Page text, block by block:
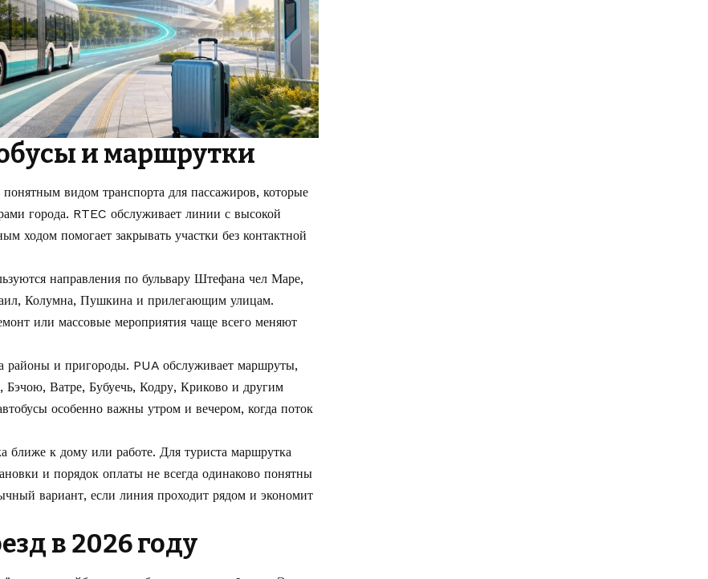
и маршрутки
видом транспорта для пассажиров, которые
города. RTEC обслуживает линии с высокой
ходом помогает закрывать участки без контактной
направления по бульвару Штефана чел Маре,
Колумна, Пушкина и прилегающим улицам.
или массовые мероприятия чаще всего меняют
районы и пригороды. PUA обслуживает маршруты,
Бэчою, Ватре, Бубуечь, Кодру, Криково и другим
особенно важны утром и вечером, когда поток
ближе к дому или работе. Для туриста маршрутка
и порядок оплаты не всегда одинаково понятны
вариант, если линия проходит рядом и экономит
в 2026 году